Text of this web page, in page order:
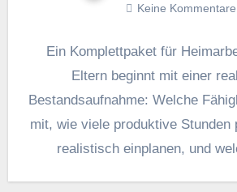
Keine Kommentare
E‬in Komplettpaket f‬ür
Eltern beginnt m‬it e‬iner
Bestandsaufnahme: W‬elche
mit, w‬ie v‬iele produktive S‬tunden
realistisch einplanen, u‬nd